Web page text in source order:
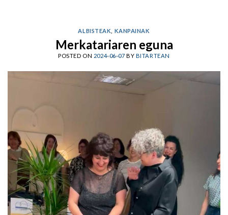
ALBISTEAK KANPAINAK
Merkatariaren eguna
POSTED ON 2024-06-07 BY BITARTEAN